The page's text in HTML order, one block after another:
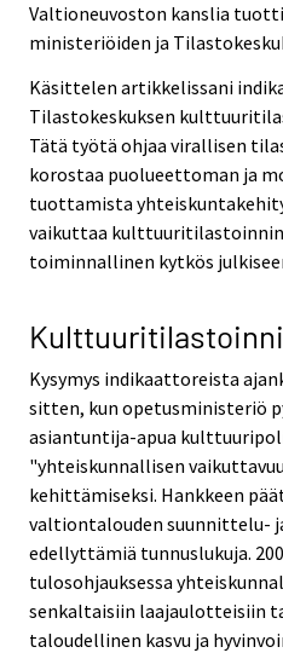
Valtioneuvoston kanslia
ministeriöiden ja
Käsittelen artikkelissani
Tilastokeskuksen
Tätä työtä ohjaa virallisen
korostaa puolueettoman ja
tuottamista
vaikuttaa
toiminnallinen kytkös
Kysymys indikaattoreista
sitten, kun opetusministeriö
asiantuntija-apua
"yhteiskunnallisen
kehittämiseksi. Hankkeen
valtiontalouden suunnittelu-
edellyttämiä tunnuslukuja.
tulosohjauksessa
senkaltaisiin laajaulotteisiin
taloudellinen kasvu ja